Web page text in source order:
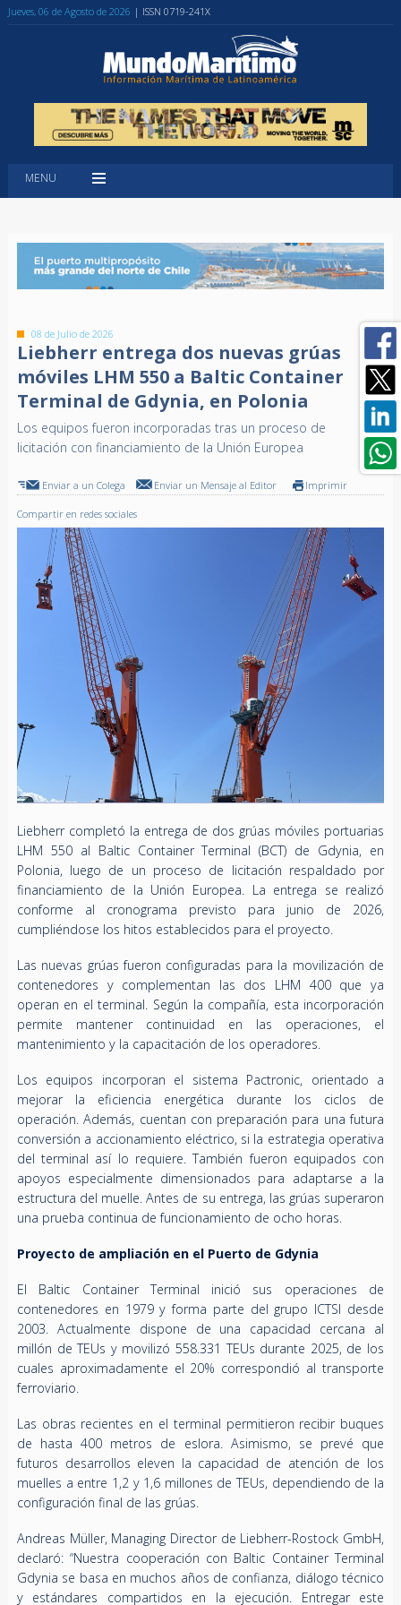
Jueves, 06 de Agosto de 2026 | ISSN 0719-241X
MENU
08 de Julio de 2026
Liebherr entrega dos nuevas grúas
móviles LHM 550 a Baltic Container
Terminal de Gdynia, en Polonia
Los equipos fueron incorporadas tras un proceso de
licitación con financiamiento de la Unión Europea
Enviar a un Colega Enviar un Mensaje al Editor Imprimir
Compartir en redes sociales
Liebherr completó la entrega de dos grúas móviles portuarias
LHM 550 al Baltic Container Terminal (BCT) de Gdynia, en
Polonia, luego de un proceso de licitación respaldado por
financiamiento de la Unión Europea. La entrega se realizó
conforme al cronograma previsto para junio de 2026,
cumpliéndose los hitos establecidos para el proyecto.
Las nuevas grúas fueron configuradas para la movilización de
contenedores y complementan las dos LHM 400 que ya
operan en el terminal. Según la compañía, esta incorporación
permite mantener continuidad en las operaciones, el
mantenimiento y la capacitación de los operadores.
Los equipos incorporan el sistema Pactronic, orientado a
mejorar la eficiencia energética durante los ciclos de
operación. Además, cuentan con preparación para una futura
conversión a accionamiento eléctrico, si la estrategia operativa
del terminal así lo requiere. También fueron equipados con
apoyos especialmente dimensionados para adaptarse a la
estructura del muelle. Antes de su entrega, las grúas superaron
una prueba continua de funcionamiento de ocho horas.
Proyecto de ampliación en el Puerto de Gdynia
El Baltic Container Terminal inició sus operaciones de
contenedores en 1979 y forma parte del grupo ICTSI desde
2003. Actualmente dispone de una capacidad cercana al
millón de TEUs y movilizó 558.331 TEUs durante 2025, de los
cuales aproximadamente el 20% correspondió al transporte
ferroviario.
Las obras recientes en el terminal permitieron recibir buques
de hasta 400 metros de eslora. Asimismo, se prevé que
futuros desarrollos eleven la capacidad de atención de los
muelles a entre 1,2 y 1,6 millones de TEUs, dependiendo de la
configuración final de las grúas.
Andreas Müller, Managing Director de Liebherr-Rostock GmbH,
declaró: “Nuestra cooperación con Baltic Container Terminal
Gdynia se basa en muchos años de confianza, diálogo técnico
y estándares compartidos en la ejecución. Entregar este